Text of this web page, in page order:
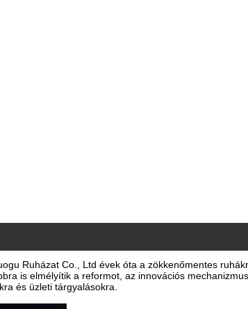
Ruházat Co., Ltd évek óta a zökkenőmentes
is elmélyítik a reformot, az innovációs
és üzleti tárgyalásokra.